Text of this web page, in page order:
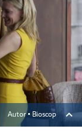
Autor ▪ Bioscop